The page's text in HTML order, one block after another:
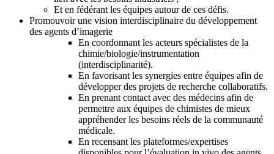
Et en fédérant les équipes autour de ces défis.
Promouvoir une vision interdisciplinaire du développement
des agents d’imagerie
En coordonnant les acteurs spécialistes de la
chimie/biologie/instrumentation
(interdisciplinarité).
En favorisant les synergies entre équipes afin de
développer des projets de recherche collaboratifs.
En prenant contact avec des médecins afin de
permettre aux équipes de chimistes de mieux
appréhender les besoins réels de la communauté
médicale.
En recensant les plateformes/expertises